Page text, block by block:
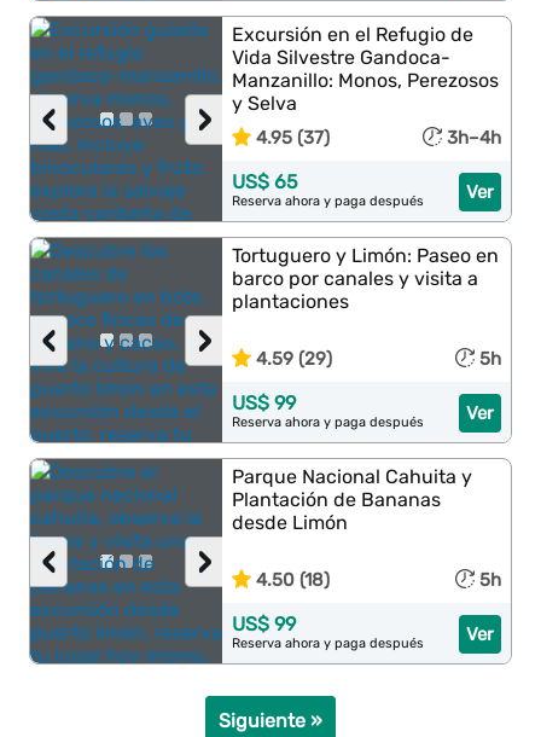
›
‹
Excursión en el Refugio de
Vida Silvestre Gandoca-
Manzanillo: Monos, Perezosos
y Selva
4.95 (37) 3h–4h
Ver
US$ 65
Reserva ahora y paga después
›
‹
Tortuguero y Limón: Paseo en
barco por canales y visita a
plantaciones
4.59 (29) 5h
Ver
US$ 99
Reserva ahora y paga después
›
‹
Parque Nacional Cahuita y
Plantación de Bananas
desde Limón
4.50 (18) 5h
Ver
US$ 99
Reserva ahora y paga después
Siguiente »